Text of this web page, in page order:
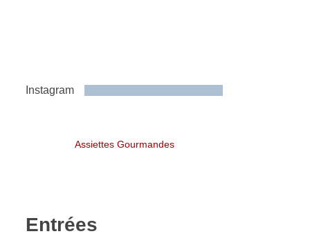
Instagram
Assiettes Gourmandes
Entrées